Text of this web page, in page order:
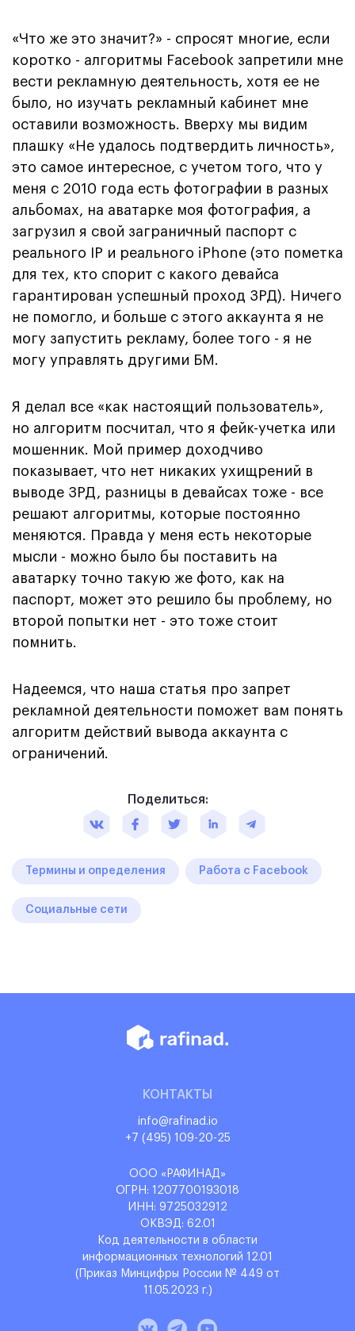
«Что же это значит?» - спросят многие, если
коротко - алгоритмы Facebook запретили мне
вести рекламную деятельность, хотя ее не
было, но изучать рекламный кабинет мне
оставили возможность. Вверху мы видим
плашку «Не удалось подтвердить личность»,
это самое интересное, с учетом того, что у
меня с 2010 года есть фотографии в разных
альбомах, на аватарке моя фотография, а
загрузил я свой заграничный паспорт с
реального IP и реального iPhone (это пометка
для тех, кто спорит с какого девайса
гарантирован успешный проход ЗРД). Ничего
не помогло, и больше с этого аккаунта я не
могу запустить рекламу, более того - я не
могу управлять другими БМ.
Я делал все «как настоящий пользователь»,
но алгоритм посчитал, что я фейк-учетка или
мошенник. Мой пример доходчиво
показывает, что нет никаких ухищрений в
выводе ЗРД, разницы в девайсах тоже - все
решают алгоритмы, которые постоянно
меняются. Правда у меня есть некоторые
мысли - можно было бы поставить на
аватарку точно такую же фото, как на
паспорт, может это решило бы проблему, но
второй попытки нет - это тоже стоит
помнить.
Надеемся, что наша статья про запрет
рекламной деятельности поможет вам понять
алгоритм действий вывода аккаунта с
ограничений.
Поделиться:
Термины и определения Работа с Facebook
Социальные сети
КОНТАКТЫ
info@rafinad.io
+7 (495) 109-20-25
ООО «РАФИНАД»
ОГРН: 1‌207700193018
ИНН: 9‌725032912
ОКВЭД: 6‌2.01
Код деятельности в области
информационных технологий 12.01
(Приказ Минцифры России № 449 от
11.05.2023 г.)